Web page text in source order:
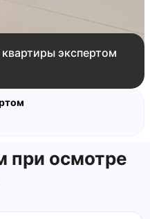
экспертом
при осмотре